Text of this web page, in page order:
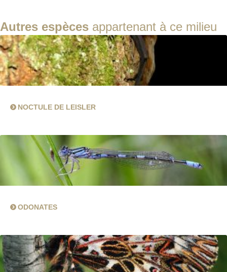
Autres espèces appartenant à ce milieu
NOCTULE DE LEISLER
ODONATES